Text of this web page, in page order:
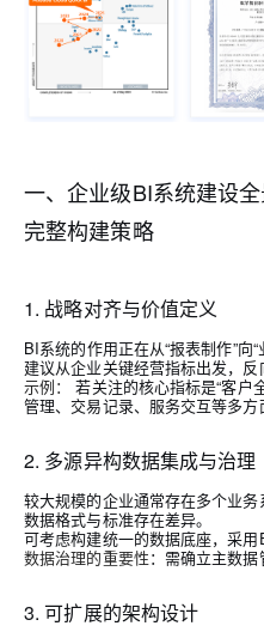
一、企业级BI系统建设
完整构建策略
1. 战略对齐与价值定义
BI系统的作用正在从“报表制作”向“
建议从企业关键经营指标出发，反
示例：
若关注的核心指标是“客户
管理、交易记录、服务交互等多方
2. 多源异构数据集成与治理
较大规模的企业通常存在多个业务
数据格式与标准存在差异。
可考虑构建统一的数据底座，采用
数据治理的重要性：需确立主数据
3. 可扩展的架构设计